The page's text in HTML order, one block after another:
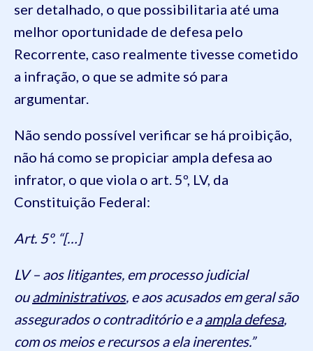
ser detalhado, o que possibilitaria até uma
melhor oportunidade de defesa pelo
Recorrente, caso realmente tivesse cometido
a infração, o que se admite só para
argumentar.
Não sendo possível verificar se há proibição,
não há como se propiciar ampla defesa ao
infrator, o que viola o art. 5º, LV, da
Constituição Federal:
Art. 5º. “[…]
LV – aos litigantes, em processo judicial
ouadministrativos, e aos acusados em geral são
assegurados o contraditório e aampla defesa,
com os meios e recursos a ela inerentes.”